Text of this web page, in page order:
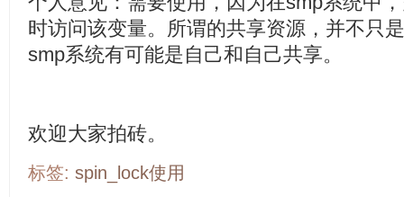
时访问该变量。所谓的共享资源，并不只
smp系统有可能是自己和自己共享。
欢迎大家拍砖。
标签: spin_lock使用